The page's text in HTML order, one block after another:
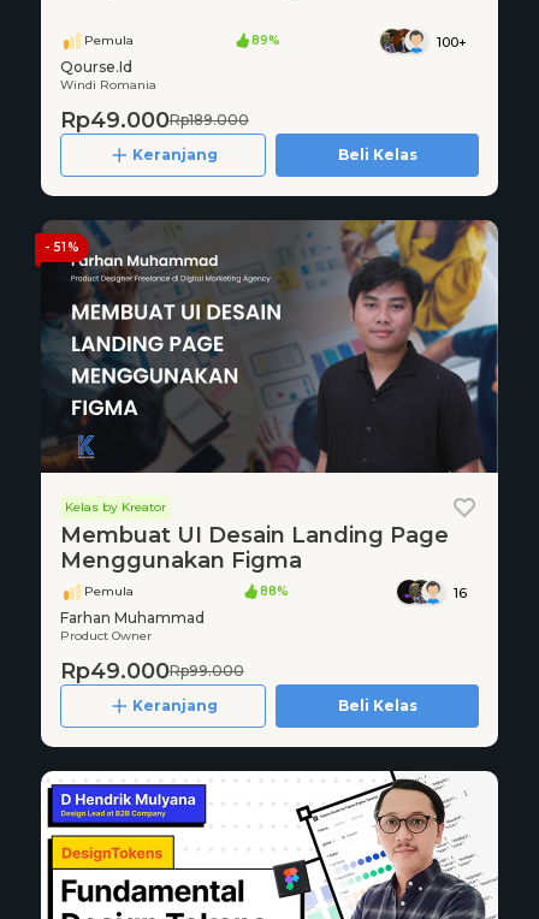
Pemula 89% 100+
Qourse.Id
Windi Romania
Rp49.000Rp189.000
Keranjang
Beli Kelas
- 51%
Kelas by Kreator
Membuat UI Desain Landing Page
Menggunakan Figma
Pemula 88% 16
Farhan Muhammad
Product Owner
Rp49.000Rp99.000
Keranjang
Beli Kelas